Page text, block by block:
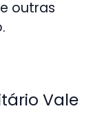
outras
Vale